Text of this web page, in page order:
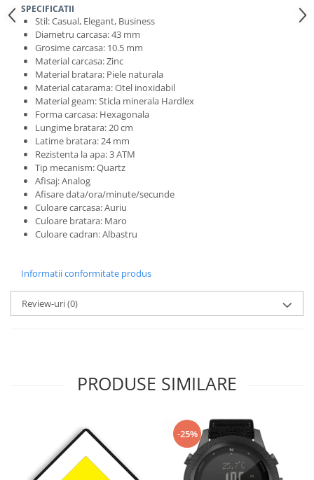
SPECIFICATII
Stil: Casual, Elegant, Business
Diametru carcasa: 43 mm
Grosime carcasa: 10.5 mm
Material carcasa: Zinc
Material bratara: Piele naturala
Material catarama: Otel inoxidabil
Material geam: Sticla minerala Hardlex
Forma carcasa: Hexagonala
Lungime bratara: 20 cm
Latime bratara: 24 mm
Rezistenta la apa: 3 ATM
Tip mecanism: Quartz
Afisaj: Analog
Afisare data/ora/minute/secunde
Culoare carcasa: Auriu
Culoare bratara: Maro
Culoare cadran: Albastru
Informatii conformitate produs
Review-uri(0)
PRODUSE SIMILARE
-25%